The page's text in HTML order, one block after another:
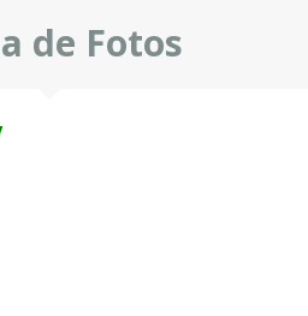
de Fotos